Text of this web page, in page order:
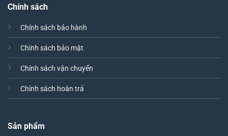
Chính sách
Chính sách bảo hành
Chính sách bảo mật
Chính sách vận chuyển
Chính sách hoàn trả
Sản phẩm